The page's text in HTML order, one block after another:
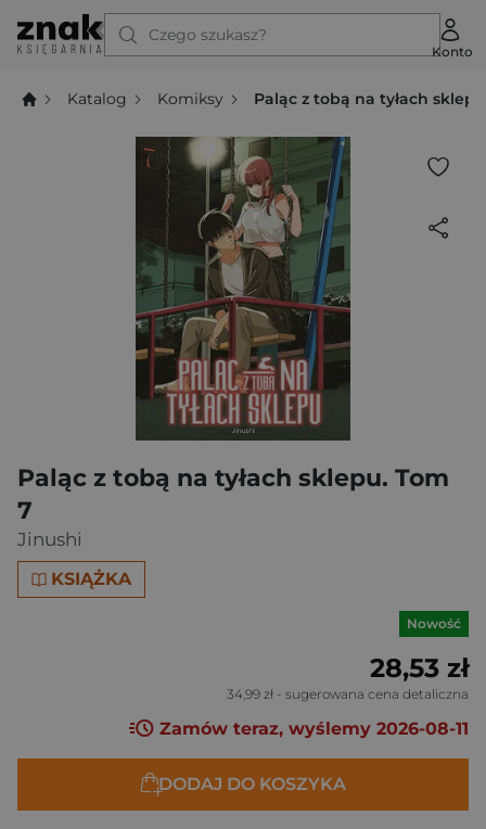
Czego szukasz?
Konto
Katalog Komiksy Paląc z tobą na tyłach
Paląc z tobą na tyłach sklepu. Tom
7
Jinushi
KSIĄŻKA
Nowość
28,53 zł
34,99 zł - sugerowana cena detaliczna
Zamów teraz, wyślemy 2026-08-11
DODAJ DO KOSZYKA